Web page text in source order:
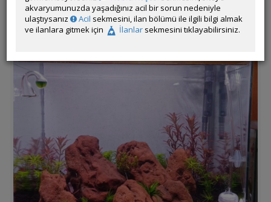
akvaryumunuzda yaşadığınız acil bir sorun nedeniyle
ulaştıysanız
Acil sekmesini, ilan bölümü ile ilgili bilgi almak
ve ilanlara gitmek için
İlanlar sekmesini tıklayabilirsiniz.